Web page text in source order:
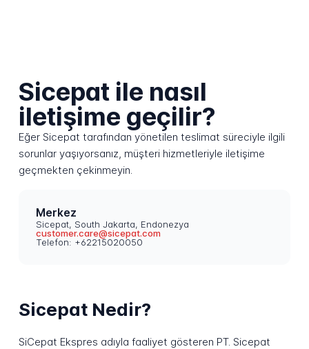
Sicepat ile nasıl
iletişime geçilir?
Eğer Sicepat tarafından yönetilen teslimat süreciyle ilgili
sorunlar yaşıyorsanız, müşteri hizmetleriyle iletişime
geçmekten çekinmeyin.
Merkez
Sicepat, South Jakarta, Endonezya
customer.care@sicepat.com
Telefon: +62215020050
Sicepat Nedir?
SiCepat Ekspres adıyla faaliyet gösteren PT. Sicepat